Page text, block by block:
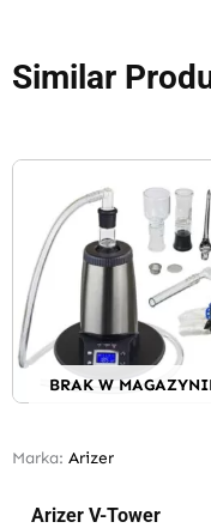
Similar
BRAK W
Marka: Arizer
Arizer V-Tower